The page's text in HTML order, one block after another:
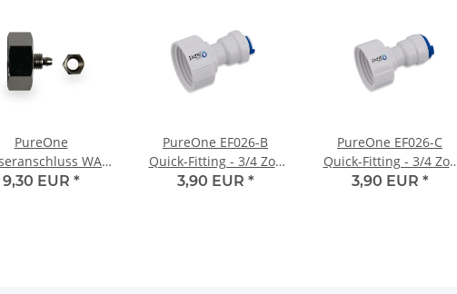
PureOne
WA1
IG auf 1/4" mit
9,30 EUR *
PureOne EF026-B
Quick-Fitting - 3/4 Zoll
IG auf 1/4 Zoll Schlauch
3,90 EUR *
PureOne EF026-C
Quick-Fitting - 3/4 Zoll
IG auf 3/8 Zoll Schlauch
3,90 EUR *